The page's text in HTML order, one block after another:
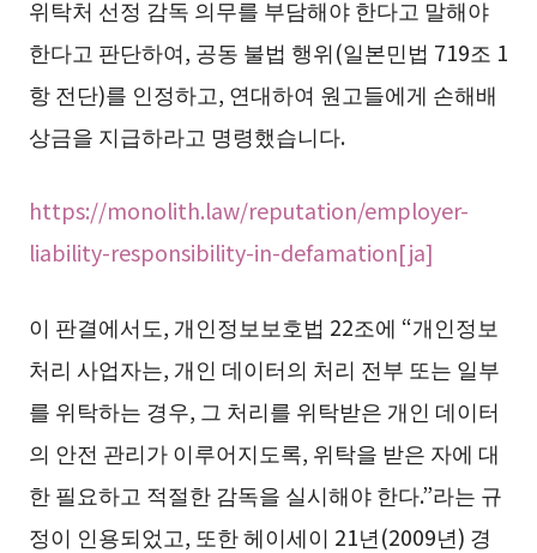
위탁처 선정 감독 의무를 부담해야 한다고 말해야
한다고 판단하여, 공동 불법 행위(일본민법 719조 1
항 전단)를 인정하고, 연대하여 원고들에게 손해배
상금을 지급하라고 명령했습니다.
https://monolith.law/reputation/employer-
liability-responsibility-in-defamation[ja]
이 판결에서도, 개인정보보호법 22조에 “개인정보
처리 사업자는, 개인 데이터의 처리 전부 또는 일부
를 위탁하는 경우, 그 처리를 위탁받은 개인 데이터
의 안전 관리가 이루어지도록, 위탁을 받은 자에 대
한 필요하고 적절한 감독을 실시해야 한다.”라는 규
정이 인용되었고, 또한 헤이세이 21년(2009년) 경